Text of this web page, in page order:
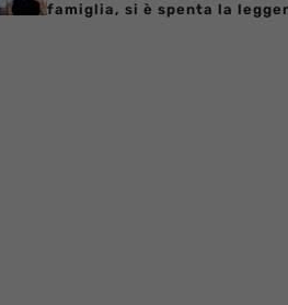
famiglia, si è spenta la